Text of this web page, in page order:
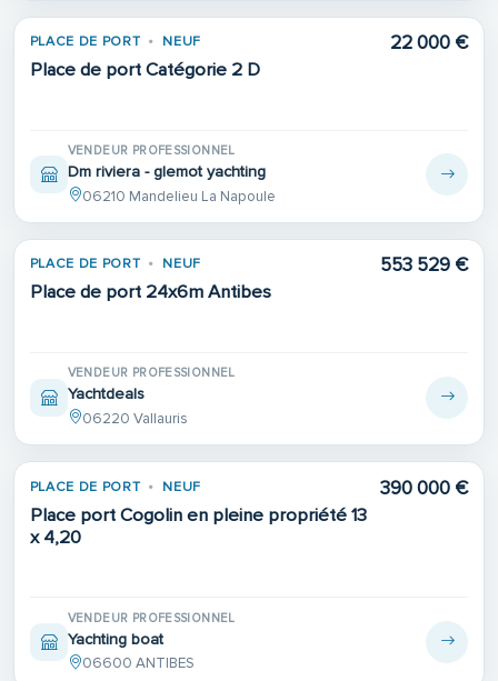
PLACE DE PORT NEUF
Place de port Catégorie 2 D
22 000 €
VENDEUR PROFESSIONNEL
Dm riviera - glemot yachting
06210 Mandelieu La Napoule
PLACE DE PORT NEUF
Place de port 24x6m Antibes
553 529 €
VENDEUR PROFESSIONNEL
Yachtdeals
06220 Vallauris
PLACE DE PORT NEUF
Place port Cogolin en pleine propriété 13
x 4,20
390 000 €
VENDEUR PROFESSIONNEL
Yachting boat
06600 ANTIBES